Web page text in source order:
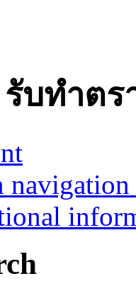
รับทำตร